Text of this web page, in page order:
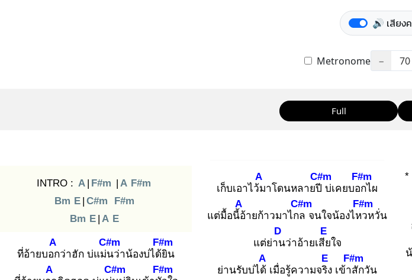
🔊 เสียง
Metronome − 70
Full
INTRO : A | F#m | A F#m
Bm E | C#m
F#m
Bm E | A E
ที่อ้ายบอก
A
ว่าฮัก บ่แม่น
C#m
ว่าน้องบ่ได้ยิ
F#m
น
A
C#m
F#m
เก็บเอาไว้ม
A
าโดนหลายปี
C#m
บ่เคยบอก
F#m
ไผ
แต่มื้อนี้อ้
A
ายก้าวมาไกล
C#m
จนใจน้องไหว
F#m
หวั่น
แต่ย่าน
D
ว่าอ้ายเสีย
E
ใจ
ย่านรับบ่ได้
A
เมื่อรู้ความจริง
E
เข้าสั
F#m
กวัน
*